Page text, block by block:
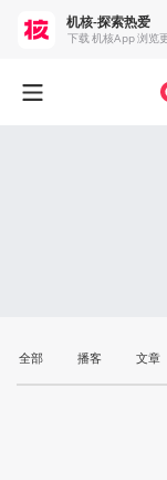
全部 播客 文章
机核-探索热爱
下载 机核App 浏览